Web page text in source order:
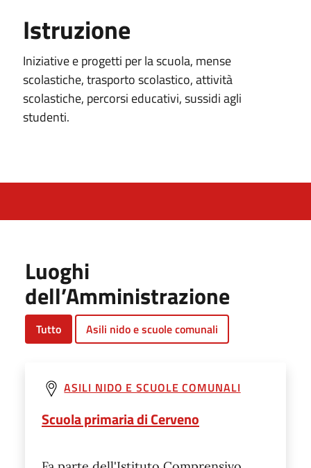
Istruzione
Iniziative e progetti per la scuola, mense
scolastiche, trasporto scolastico, attività
scolastiche, percorsi educativi, sussidi agli
studenti.
Luoghi
dell’Amministrazione
Tutto Asili nido e scuole comunali
ASILI NIDO E SCUOLE COMUNALI
Scuola primaria di Cerveno